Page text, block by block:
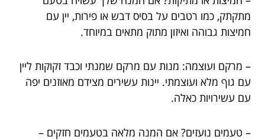
מתקתק, כמו רטבים על בסיס דבש או פירות, יין עם
חמיצות גבוהה ואיזון מתוק מתאים במיוחד.
– מרקם ועוצמה: מנות עם מרקם שמנתי וכבד זקוקות ליין
עם גוף מלא ועוצמתי. יינות עשירים מצידם מאוזנים יפה
עם עשירויות כאלה.
– טעמים נועזים? אם המנה מלאה בטעמים חזקים –